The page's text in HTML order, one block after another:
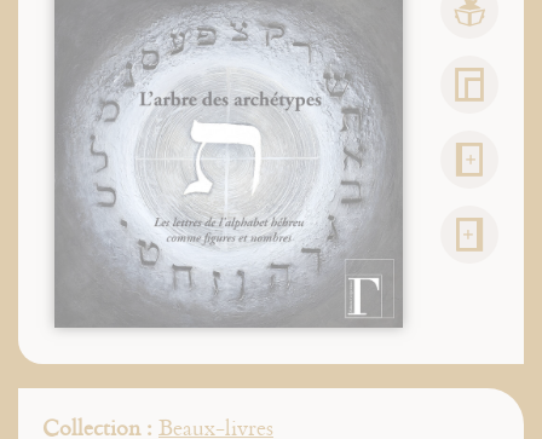
Collection : Beaux-livres